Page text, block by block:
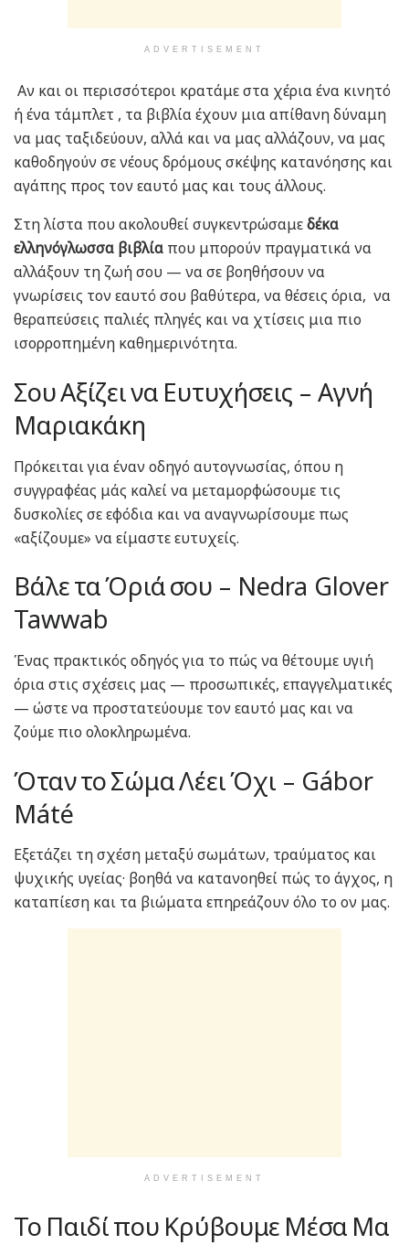
ADVERTISEMENT
Αν και οι περισσότεροι κρατάμε στα χέρια ένα κινητό
ή ένα τάμπλετ , τα βιβλία έχουν μια απίθανη δύναμη
να μας ταξιδεύουν, αλλά και να μας αλλάζουν, να μας
καθοδηγούν σε νέους δρόμους σκέψης κατανόησης και
αγάπης προς τον εαυτό μας και τους άλλους.
Στη λίστα που ακολουθεί συγκεντρώσαμεδέκα
ελληνόγλωσσα βιβλία που μπορούν πραγματικά να
αλλάξουν τη ζωή σου — να σε βοηθήσουν να
γνωρίσεις τον εαυτό σου βαθύτερα, να θέσεις όρια, να
θεραπεύσεις παλιές πληγές και να χτίσεις μια πιο
ισορροπημένη καθημερινότητα.
Σου Αξίζει να Ευτυχήσεις – Αγνή
Μαριακάκη
Πρόκειται για έναν οδηγό αυτογνωσίας, όπου η
συγγραφέας μάς καλεί να μεταμορφώσουμε τις
δυσκολίες σε εφόδια και να αναγνωρίσουμε πως
«αξίζουμε» να είμαστε ευτυχείς.
Βάλε τα Όριά σου – Nedra Glover
Tawwab
Ένας πρακτικός οδηγός για το πώς να θέτουμε υγιή
όρια στις σχέσεις μας — προσωπικές, επαγγελματικές
— ώστε να προστατεύουμε τον εαυτό μας και να
ζούμε πιο ολοκληρωμένα.
Όταν το Σώμα Λέει Όχι – Gábor
Máté
Εξετάζει τη σχέση μεταξύ σωμάτων, τραύματος και
ψυχικής υγείας· βοηθά να κατανοηθεί πώς το άγχος, η
καταπίεση και τα βιώματα επηρεάζουν όλο το ον μας.
ADVERTISEMENT
Το Παιδί που Κρύβουμε Μέσα Μα